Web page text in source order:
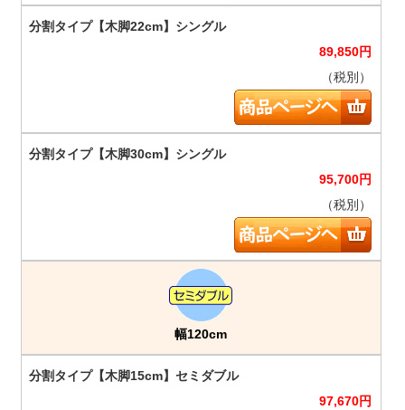
89,850円
（税別）
95,700円
（税別）
幅120cm
97,670円